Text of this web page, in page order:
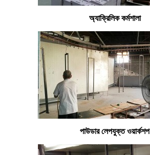
অ্যাক্রিলিক কর্মশালা
পাউডার লেপযুক্ত ওয়ার্কশপ